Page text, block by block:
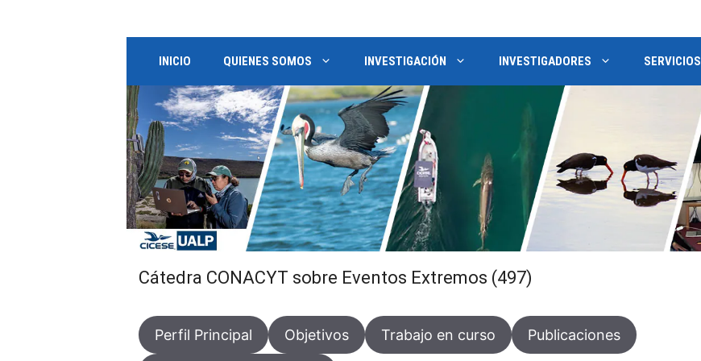
INICIO QUIENES SOMOS INVESTIGACIÓN INVESTIGADORES SERVICIOS
Cátedra CONACYT sobre Eventos Extremos (497)
Perfil Principal Objetivos Trabajo en curso Publicaciones